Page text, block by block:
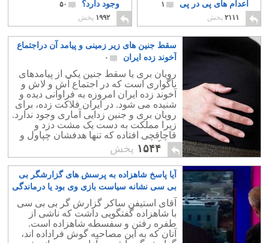
اعدام های پی در پی
۱
۲۱۱۱ پخش
وجود دارد؟
۵۰
۱۹۹۲ پخش
سقط جنین های زیر زمینی و پیامد آن دراجتماع
آخوند زده ایران
۰
رویان بری یا سقط جنین یکی از پیامدهای
ناگواری است که در اجتماع آش و لاش و
آخوند زده ایران امروزه به فراوانی دیده و
شنیده می شود. در ایران فلاکت زده، برای
رویان بری و جنین زدایی آماری وجود ندارد.
زیرا مملکت به دست یک مشت دزد و
قاچاقچی افتاده که تنها هدفشان چپاول و
غارتگری، و بارکشی از مردم است.
۱۵۴۴ پخش
آیا پاسخ شاهزاده به پرسش های گزارشگر بی
بی سی نشانه سیاست بازی وی بود یا درماندگی
اش؟
۱۴
آقای استیفن ساکر گزارش گر بی بی سی
با شاهزاده گفتگویی داشت که ناشی از
طفره رفتن و سفسطه شاهزاده است.
آنان که به این مصاحبه گوش فراداده اند،